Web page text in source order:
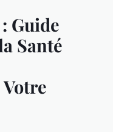
Guide
Santé